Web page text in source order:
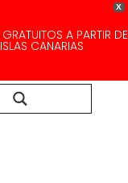
X
A PARTIR DE
CANARIAS